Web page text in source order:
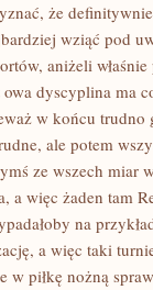
że
wziąć pod
aniżeli
dyscyplina ma
w końcu trudno
ale potem
ze wszech
a więc żaden tam
na
a więc taki
w piłkę nożną